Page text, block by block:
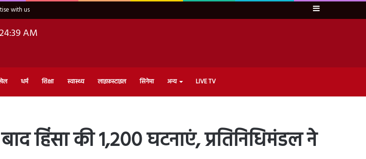
with us Sidebar
AM
धर्म शिक्षा स्वास्थ्य लाइफ़स्टाइल सिनेमा अन्य LIVE TV
हिंसा की 1,200 घटनाएं, प्रतिनिधिमंडल ने